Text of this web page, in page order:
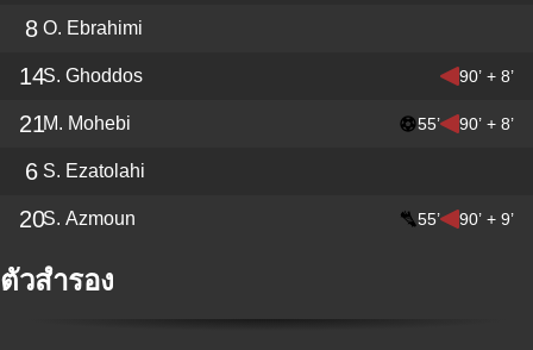
8 O. Ebrahimi
14S. Ghoddos 90’ + 8’
21M. Mohebi 55’ 90’ + 8’
6 S. Ezatolahi
20S. Azmoun 55’ 90’ + 9’
ตัวสำรอง